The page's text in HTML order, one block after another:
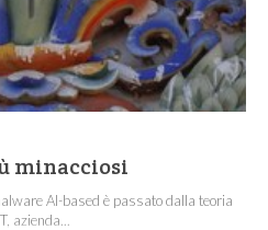
minacciosi
AI-based è passato dalla teoria
azienda...